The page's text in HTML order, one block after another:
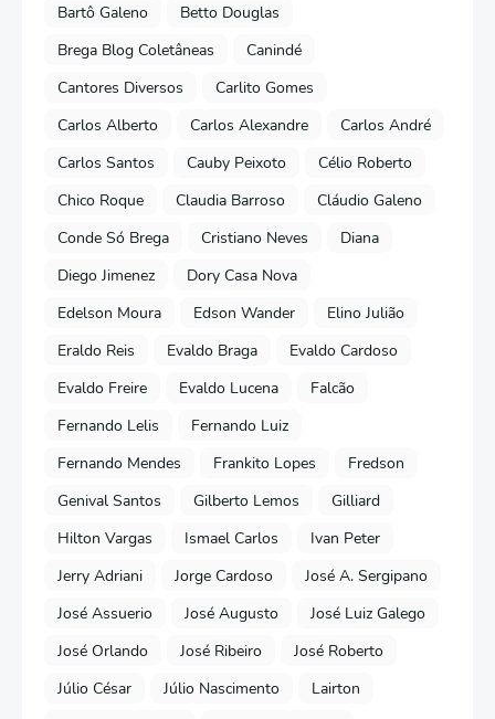
Bartô Galeno
Betto Douglas
Brega Blog Coletâneas
Canindé
Cantores Diversos
Carlito Gomes
Carlos Alberto
Carlos Alexandre
Carlos André
Carlos Santos
Cauby Peixoto
Célio Roberto
Chico Roque
Claudia Barroso
Cláudio Galeno
Conde Só Brega
Cristiano Neves
Diana
Diego Jimenez
Dory Casa Nova
Edelson Moura
Edson Wander
Elino Julião
Eraldo Reis
Evaldo Braga
Evaldo Cardoso
Evaldo Freire
Evaldo Lucena
Falcão
Fernando Lelis
Fernando Luiz
Fernando Mendes
Frankito Lopes
Fredson
Genival Santos
Gilberto Lemos
Gilliard
Hilton Vargas
Ismael Carlos
Ivan Peter
Jerry Adriani
Jorge Cardoso
José A. Sergipano
José Assuerio
José Augusto
José Luiz Galego
José Orlando
José Ribeiro
José Roberto
Júlio César
Júlio Nascimento
Lairton